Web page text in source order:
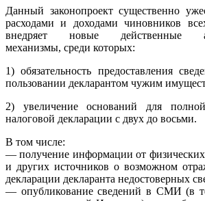
Данный законопроект существенно
расходами и доходами чиновников
внедряет новые действенные
механизмы, среди которых:
1) обязательность предоставления
пользовании декларантом чужим
2) увеличение оснований для
налоговой декларации с двух до восьми.
В том числе:
— получение информации от
и других источников о возможном
декларации декларанта недостоверных
— опубликование сведений в СМИ (в